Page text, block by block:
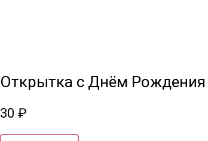
Открытка с Днём Рождения
30 ₽